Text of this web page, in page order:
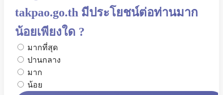
takpao.go.th มีประโยชน์ต่อท่านมาก
น้อยเพียงใด ?
มากที่สุด
ปานกลาง
มาก
น้อย